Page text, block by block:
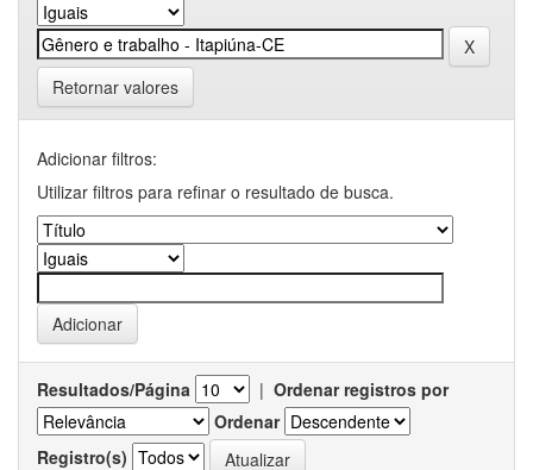
Retornar valores
Adicionar filtros:
Utilizar filtros para refinar o resultado de busca.
Resultados/Página | Ordenar registros por
Ordenar
Registro(s)